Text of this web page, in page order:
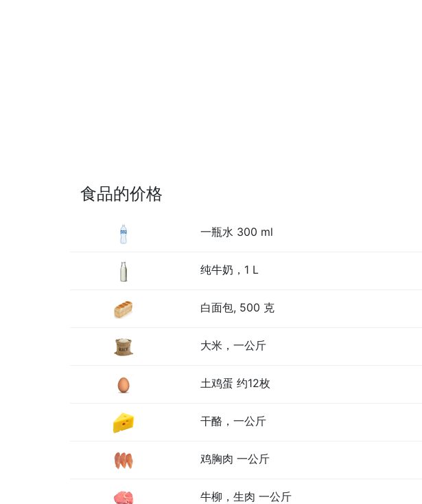
食品的价格
一瓶水 300 ml
纯牛奶，1 L
白面包, 500 克
大米，一公斤
土鸡蛋 约12枚
干酪，一公斤
鸡胸肉 一公斤
牛柳，生肉 一公斤